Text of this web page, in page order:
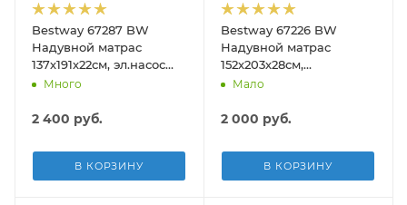
Bestway 67287 BW
Надувной матрас
137х191х22см, эл.насос
220В, до 150кг
Много
2 400 руб.
В КОРЗИНУ
Bestway 67226 BW
Надувной матрас
152х203х28см,
встр.ножной насос, до
Мало
2 000 руб.
В КОРЗИНУ